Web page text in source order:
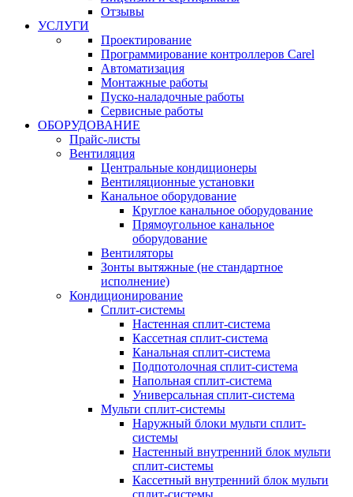
Отзывы
УСЛУГИ
Проектирование
Программирование контроллеров Carel
Автоматизация
Монтажные работы
Пуско-наладочные работы
Сервисные работы
ОБОРУДОВАНИЕ
Прайс-листы
Вентиляция
Центральные кондиционеры
Вентиляционные установки
Канальное оборудование
Круглое канальное оборудование
Прямоугольное канальное
оборудование
Вентиляторы
Зонты вытяжные (не стандартное
исполнение)
Кондиционирование
Сплит-системы
Настенная сплит-система
Кассетная сплит-система
Канальная сплит-система
Подпотолочная сплит-система
Напольная сплит-система
Универсальная сплит-система
Мульти сплит-системы
Наружный блоки мульти сплит-
системы
Настенный внутренний блок мульти
сплит-системы
Кассетный внутренний блок мульти
сплит-системы